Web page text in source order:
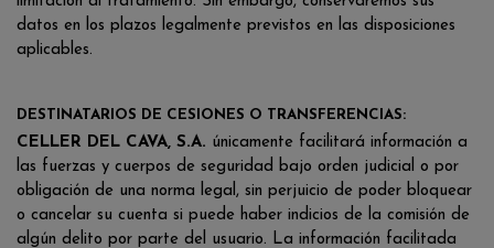
datos en los plazos legalmente previstos en las disposiciones
aplicables.
DESTINATARIOS DE CESIONES O TRANSFERENCIAS:
CELLER DEL CAVA, S.A. únicamente facilitará información a
las fuerzas y cuerpos de seguridad bajo orden judicial o por
obligación de una norma legal, sin perjuicio de poder bloquear
o cancelar su cuenta si puede haber indicios de la comisión de
algún delito por parte del usuario. La información facilitada